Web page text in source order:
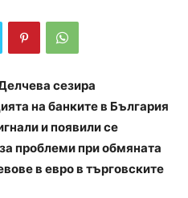
сезира
на банките в България
и появили се
проблеми при обмяната
в евро в търговските